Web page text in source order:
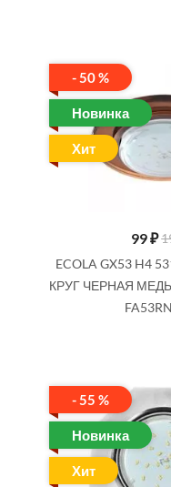
- 50 %
Новинка
Хит
99₽
ECOLA GX53 H4
КРУГ ЧЕРНАЯ
- 55 %
Новинка
Хит